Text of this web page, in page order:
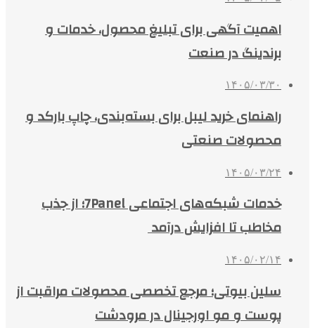
اهمیت آگهی برای تبلیغ محصول، خدمات و
برندینگ در صنعت
۱۴۰۵/۰۳/۳۰
راهنمای خرید لیبل برای بسته‌بندی، چاپ بارکد و
محصولات صنعتی
۱۴۰۵/۰۳/۲۴
خدمات شبکه‌های اجتماعی 7Panel؛ از جذب
مخاطب تا افزایش درآمد
۱۴۰۵/۰۲/۱۴
سلین بیوتی؛ مرجع تخصصی محصولات مراقبت از
پوست و مو اورجینال در مرودشت